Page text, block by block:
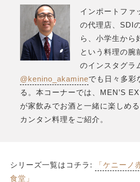
インポートファ
の代理店、SDI
ら、小学生から
という料理の腕
のインスタグラ
@kenino_akamineでも日々多彩
る。本コーナーでは、MEN’S
が家飲みでお酒と一緒に楽しめ
カンタン料理をご紹介。
シリーズ一覧はコチラ:
「ケニーノ
食堂」